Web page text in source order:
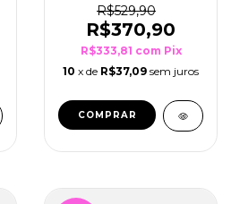
R$529,90
R$370,90
R$333,81 com Pix
10 x de R$37,09 sem juros
COMPRAR